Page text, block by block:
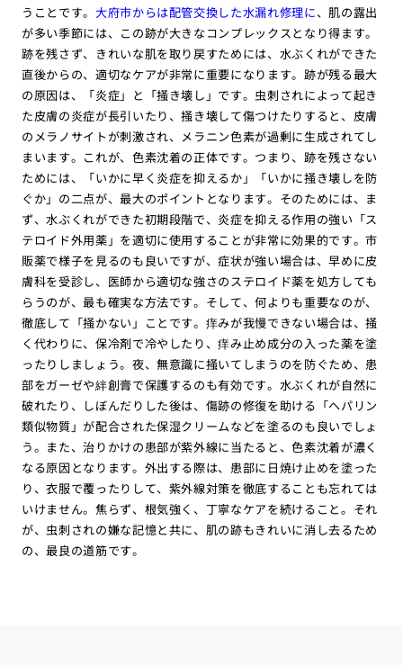
うことです。 大府市からは配管交換した水漏れ修理に、肌の露出
が多い季節には、この跡が大きなコンプレックスとなり得ます。
跡を残さず、きれいな肌を取り戻すためには、水ぶくれができた
直後からの、適切なケアが非常に重要になります。跡が残る最大
の原因は、「炎症」と「掻き壊し」です。虫刺されによって起き
た皮膚の炎症が長引いたり、掻き壊して傷つけたりすると、皮膚
のメラノサイトが刺激され、メラニン色素が過剰に生成されてし
まいます。これが、色素沈着の正体です。つまり、跡を残さない
ためには、「いかに早く炎症を抑えるか」「いかに掻き壊しを防
ぐか」の二点が、最大のポイントとなります。そのためには、ま
ず、水ぶくれができた初期段階で、炎症を抑える作用の強い「ス
テロイド外用薬」を適切に使用することが非常に効果的です。市
販薬で様子を見るのも良いですが、症状が強い場合は、早めに皮
膚科を受診し、医師から適切な強さのステロイド薬を処方しても
らうのが、最も確実な方法です。そして、何よりも重要なのが、
徹底して「掻かない」ことです。痒みが我慢できない場合は、掻
く代わりに、保冷剤で冷やしたり、痒み止め成分の入った薬を塗
ったりしましょう。夜、無意識に掻いてしまうのを防ぐため、患
部をガーゼや絆創膏で保護するのも有効です。水ぶくれが自然に
破れたり、しぼんだりした後は、傷跡の修復を助ける「ヘパリン
類似物質」が配合された保湿クリームなどを塗るのも良いでしょ
う。また、治りかけの患部が紫外線に当たると、色素沈着が濃く
なる原因となります。外出する際は、患部に日焼け止めを塗った
り、衣服で覆ったりして、紫外線対策を徹底することも忘れては
いけません。焦らず、根気強く、丁寧なケアを続けること。それ
が、虫刺されの嫌な記憶と共に、肌の跡もきれいに消し去るため
の、最良の道筋です。